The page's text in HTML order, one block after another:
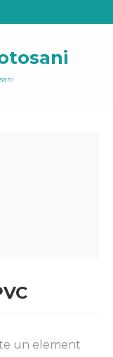
un element